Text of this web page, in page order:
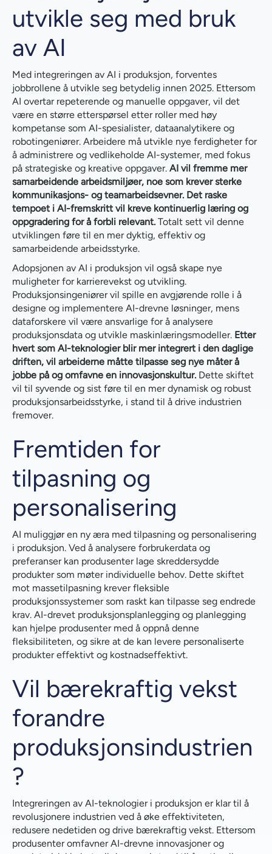
utvikle seg med bruk
av AI
Med integreringen av AI i produksjon, forventes
jobbrollene å utvikle seg betydelig innen 2025. Ettersom
AI overtar repeterende og manuelle oppgaver, vil det
være en større etterspørsel etter roller med høy
kompetanse som AI-spesialister, dataanalytikere og
robotingeniører. Arbeidere må utvikle nye ferdigheter for
å administrere og vedlikeholde AI-systemer, med fokus
på strategiske og kreative oppgaver. AI vil fremme mer
samarbeidende arbeidsmiljøer, noe som krever sterke
kommunikasjons- og teamarbeidsevner. Det raske
tempoet i AI-fremskritt vil kreve kontinuerlig læring og
oppgradering for å forbli relevant. Totalt sett vil denne
utviklingen føre til en mer dyktig, effektiv og
samarbeidende arbeidsstyrke.
Adopsjonen av AI i produksjon vil også skape nye
muligheter for karrierevekst og utvikling.
Produksjonsingeniører vil spille en avgjørende rolle i å
designe og implementere AI-drevne løsninger, mens
dataforskere vil være ansvarlige for å analysere
produksjonsdata og utvikle maskinlæringsmodeller. Etter
hvert som AI-teknologier blir mer integrert i den daglige
driften, vil arbeiderne måtte tilpasse seg nye måter å
jobbe på og omfavne en innovasjonskultur. Dette skiftet
vil til syvende og sist føre til en mer dynamisk og robust
produksjonsarbeidsstyrke, i stand til å drive industrien
fremover.
Fremtiden for
tilpasning og
personalisering
AI muliggjør en ny æra med tilpasning og personalisering
i produksjon. Ved å analysere forbrukerdata og
preferanser kan produsenter lage skreddersydde
produkter som møter individuelle behov. Dette skiftet
mot massetilpasning krever fleksible
produksjonssystemer som raskt kan tilpasse seg endrede
krav. AI-drevet produksjonsplanlegging og planlegging
kan hjelpe produsenter med å oppnå denne
fleksibiliteten, og sikre at de kan levere personaliserte
produkter effektivt og kostnadseffektivt.
Vil bærekraftig vekst
forandre
produksjonsindustrien
?
Integreringen av AI-teknologier i produksjon er klar til å
revolusjonere industrien ved å øke effektiviteten,
redusere nedetiden og drive bærekraftig vekst. Ettersom
produsenter omfavner AI-drevne innovasjoner og